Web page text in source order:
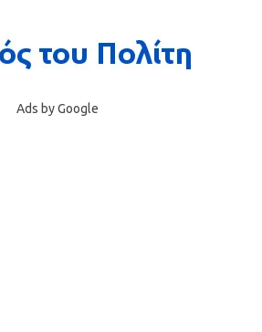
Ads by Google